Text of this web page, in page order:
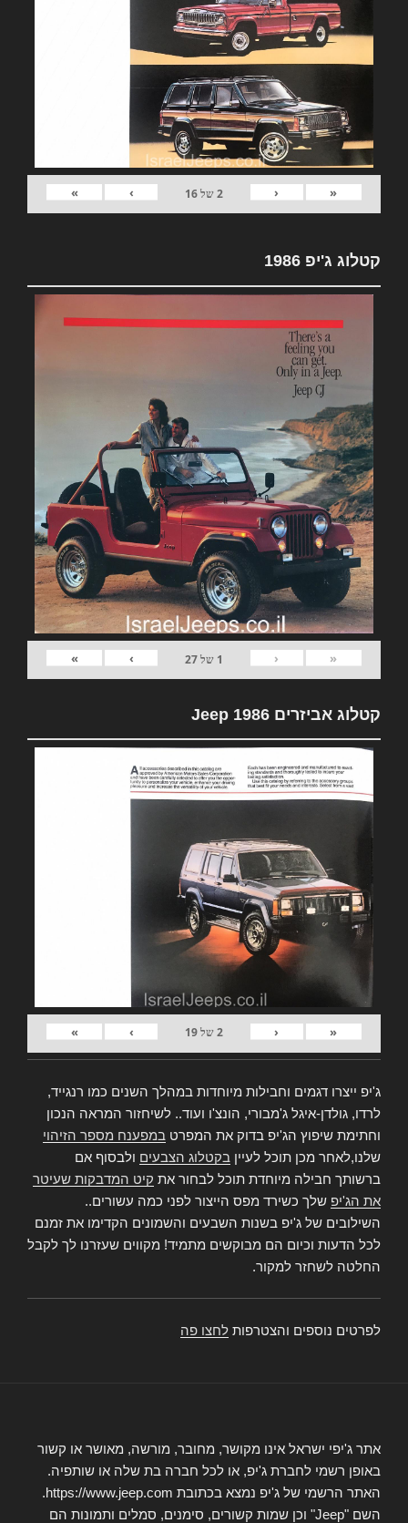
«
‹
2של16
›
»
קטלוג ג'יפ 1986
«
‹
1 של27
›
»
קטלוג אביזרים Jeep 1986
«
‹
2של19
›
»
ג'יפ ייצרו דגמים וחבילות מיוחדות במהלך השנים כמו רנגייד,
לרדו, גולדן-איגל ג'מבורי, הונצ'ו ועוד.. לשיחזור המראה הנכון
וחתימת שיפוץ הג'יפ בדוק את המפרט במפענח מספר הזיהוי
שלנו,לאחר מכן תוכל לעיין בקטלוג הצבעים ולבסוף אם
ברשותך חבילה מיוחדת תוכל לבחור את קיט המדבקות שעיטר
את הג'יפ שלך כשירד מפס הייצור לפני כמה עשורים..
השילובים של ג'יפ בשנות השבעים והשמונים הקדימו את זמנם
לכל הדעות וכיום הם מבוקשים מתמיד! מקווים שעזרנו לך לקבל
החלטה לשחזר למקור.
לפרטים נוספים והצטרפות לחצו פה
אתר ג'יפי ישראל אינו מקושר, מחובר, מורשה, מאושר או קשור
באופן רשמי לחברת ג'יפ, או לכל חברה בת שלה או שותפיה.
האתר הרשמי של ג'יפ נמצא בכתובת https://www.jeep.com.
השם "Jeep" וכן שמות קשורים, סימנים, סמלים ותמונות הם